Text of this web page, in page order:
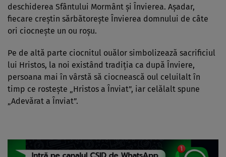
deschiderea Sfântului Mormânt și Învierea. Așadar,
fiecare creștin sărbătorește Învierea domnului de câte
ori ciocnește un ou roșu.
Pe de altă parte ciocnitul ouălor simbolizează sacrificiul
lui Hristos, la noi existând tradiţia ca după Înviere,
persoana mai în vârstă să ciocnească oul celuilalt în
timp ce rostește „Hristos a Înviat”, iar celălalt spune
„Adevărat a Înviat”.